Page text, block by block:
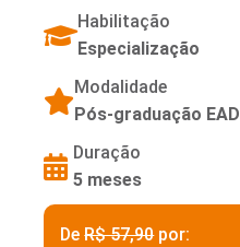
Habilitação
Especialização
Modalidade
Pós-graduação EAD
Duração
5 meses
DeR$ 57,90por: